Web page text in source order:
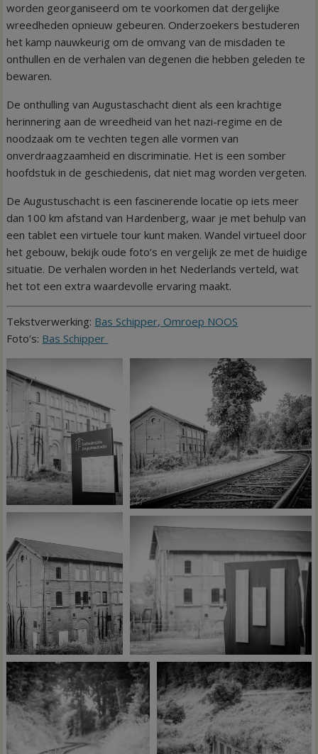
worden georganiseerd om te voorkomen dat dergelijke
wreedheden opnieuw gebeuren. Onderzoekers bestuderen
het kamp nauwkeurig om de omvang van de misdaden te
onthullen en de verhalen van degenen die hebben geleden te
bewaren.
De onthulling van Augustaschacht dient als een krachtige
herinnering aan de wreedheid van het nazi-regime en de
noodzaak om te vechten tegen alle vormen van
onverdraagzaamheid en discriminatie. Het is een somber
hoofdstuk in de geschiedenis, dat niet mag worden vergeten.
De Augustuschacht is een fascinerende locatie op iets meer
dan 100 km afstand van Hardenberg, waar je met behulp van
een tablet een virtuele tour kunt maken. Wandel virtueel door
het gebouw, bekijk oude foto’s en vergelijk ze met de huidige
situatie. De verhalen worden in het Nederlands verteld, wat
het tot een extra waardevolle ervaring maakt.
Tekstverwerking: Bas Schipper, Omroep NOOS
Foto’s: Bas Schipper